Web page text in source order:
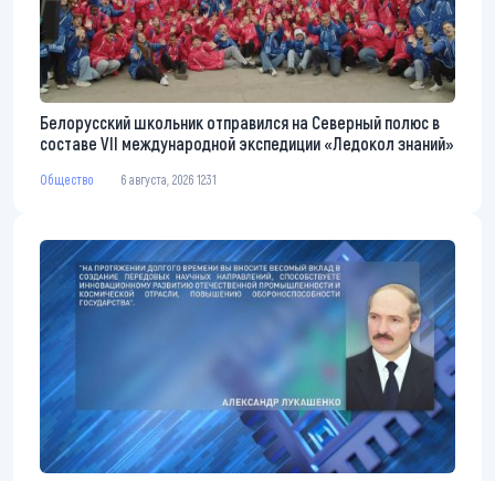
Белорусский школьник отправился на Северный полюс в
составе VII международной экспедиции «Ледокол знаний»
Общество 6 августа, 2026 12:31